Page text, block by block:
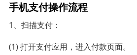
手机支付操作流程
1、扫描支付：
(1) 打开支付应用，进入付款页面。